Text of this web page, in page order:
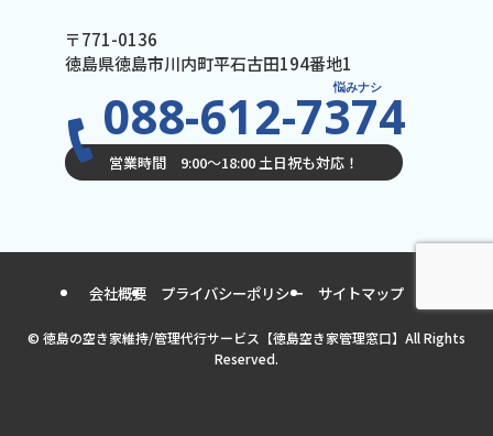
〒771-0136
徳島県徳島市川内町平石古田194番地1
悩みナシ
088-612-7374
営業時間 9:00〜18:00 土日祝も対応！
会社概要 プライバシーポリシー サイトマップ
© 徳島の空き家維持/管理代行サービス【徳島空き家管理窓口】All Rights
Reserved.